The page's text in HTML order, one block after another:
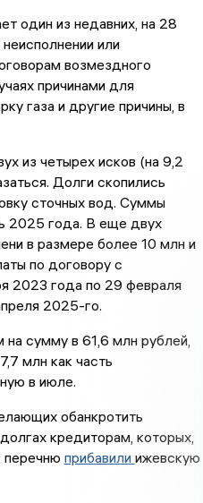
один из недавних, на 28
или
возмездного
причинами для
газа и другие причины, в
из четырех исков (на 9,2
Долги скопились
сточных вод. Суммы
2025 года. В еще двух
в размере более 10 млн и
по договору с
2023 года по 29 февраля
2025-го.
сумму в 61,6 млн рублей,
млн как часть
в июле.
обанкротить
кредиторам, которых,
перечню прибавили ижевскую